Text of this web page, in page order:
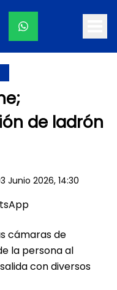
de ladrón
Junio 2026, 14:30
cámaras de
la persona al
con diversos